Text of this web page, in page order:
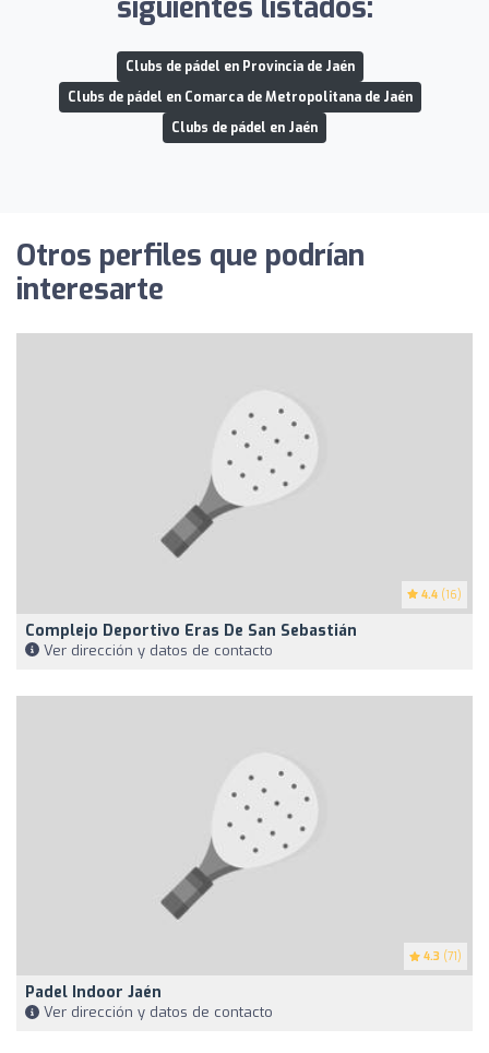
siguientes listados:
Clubs de pádel en Provincia de Jaén
Clubs de pádel en Comarca de Metropolitana de Jaén
Clubs de pádel en Jaén
Otros perfiles que podrían
interesarte
4.4 (16)
Complejo Deportivo Eras De San Sebastián
Ver dirección y datos de contacto
4.3 (71)
Padel Indoor Jaén
Ver dirección y datos de contacto